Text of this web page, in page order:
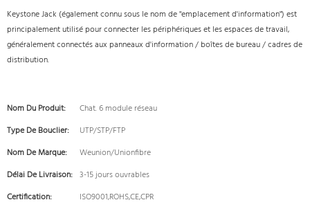
Keystone Jack (également connu sous le nom de "emplacement d'information") est
principalement utilisé pour connecter les périphériques et les espaces de travail,
généralement connectés aux panneaux d'information / boîtes de bureau / cadres de
distribution.
Nom Du Produit:
Chat. 6 module réseau
Type De Bouclier:
UTP/STP/FTP
Nom De Marque:
Weunion/Unionfibre
Délai De Livraison: 3-15 jours ouvrables
Certification:
ISO9001,ROHS,CE,CPR